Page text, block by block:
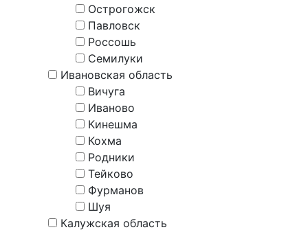
Острогожск
Павловск
Россошь
Семилуки
Ивановская область
Вичуга
Иваново
Кинешма
Кохма
Родники
Тейково
Фурманов
Шуя
Калужская область